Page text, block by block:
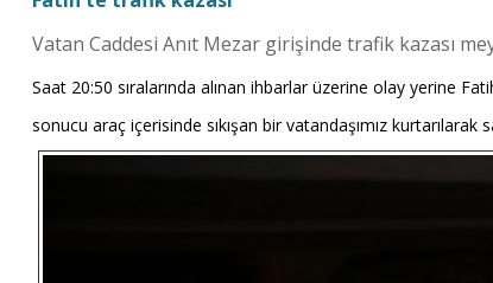
Vatan Caddesi Anıt Mezar girişinde trafik kazası
Saat 20:50 sıralarında alınan ihbarlar üzerine olay yerine
sonucu araç içerisinde sıkışan bir vatandaşımız kurtarılarak